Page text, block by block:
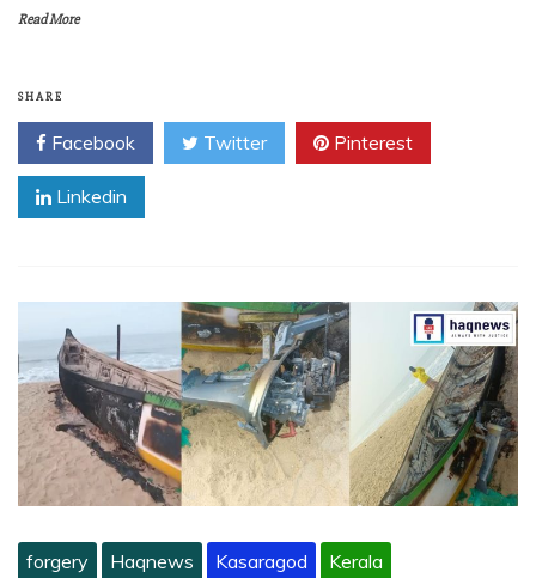
Read More
SHARE
Facebook Twitter Pinterest
Linkedin
forgery Haqnews Kasaragod
Kerala